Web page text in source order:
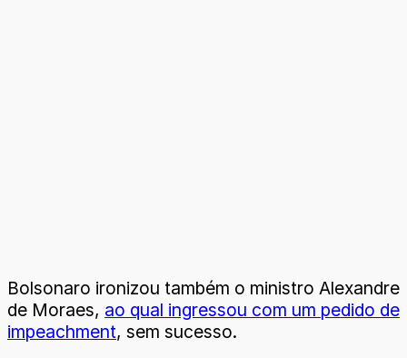
Bolsonaro ironizou também o ministro Alexandre
de Moraes, ao qual ingressou com um pedido de
impeachment, sem sucesso.